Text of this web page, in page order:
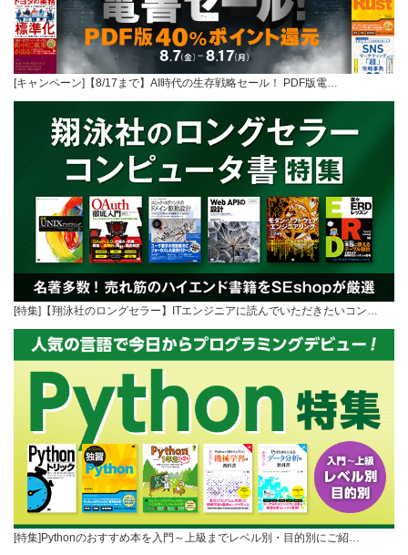
[キャンペーン]【8/17まで】AI時代の生存戦略セール！ PDF版電…
[特集]【翔泳社のロングセラー】ITエンジニアに読んでいただきたいコン…
[特集]Pythonのおすすめ本を入門～上級までレベル別・目的別にご紹…